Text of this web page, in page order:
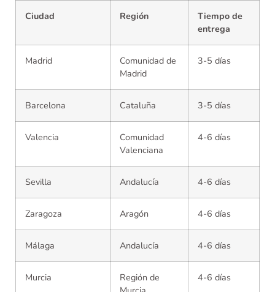
Ciudad Región
Tiempo de
entrega
Madrid
Comunidad de
Madrid
3-5 días
Barcelona Cataluña 3-5 días
Valencia
Comunidad
Valenciana
4-6 días
Sevilla Andalucía 4-6 días
Zaragoza Aragón 4-6 días
Málaga Andalucía 4-6 días
Murcia
Región de
4-6 días